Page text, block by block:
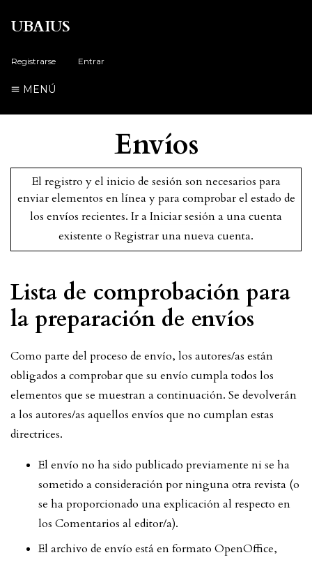
UBAIUS
Registrarse Entrar
MENÚ
Envíos
El registro y el inicio de sesión son necesarios para
enviar elementos en línea y para comprobar el estado de
los envíos recientes. Ir a Iniciar sesióna una cuenta
existente o Registrar una nueva cuenta.
Lista de comprobación para
la preparación de envíos
Como parte del proceso de envío, los autores/as están
obligados a comprobar que su envío cumpla todos los
elementos que se muestran a continuación. Se devolverán
a los autores/as aquellos envíos que no cumplan estas
directrices.
El envío no ha sido publicado previamente ni se ha
sometido a consideración por ninguna otra revista (o
se ha proporcionado una explicación al respecto en
los Comentarios al editor/a).
El archivo de envío está en formato OpenOffice,